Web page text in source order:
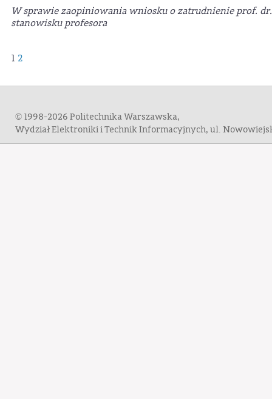
W sprawie zaopiniowania wniosku o zatrudnienie prof.
stanowisku profesora
1 2
© 1998-2026 Politechnika Warszawska,
Wydział Elektroniki i Technik Informacyjnych, ul.